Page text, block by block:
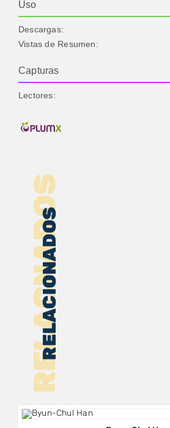
Uso
Descargas:
Vistas de Resumen:
Capturas
Lectores:
RELACNADOS
RELACIONADOS